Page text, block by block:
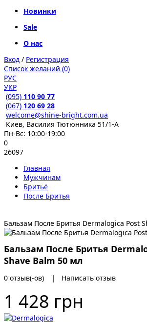
Новинки
Sale
О нас
Вход / Регистрация
Список желаний (0)
РУС
УКР
(095) 110 90 77
(067) 120 69 28
welcome@shine-bright.com.ua
Киев, Василия Тютюнника 51/1-А
Пн-Вс: 10:00-19:00
0
26097
Главная
Мужчинам
Бритьё
После Бритья
Бальзам После Бритья Dermalogica Post
Бальзам После Бритья
Shave Balm 50 мл
0 отзыв(-ов) | Написать отзыв
1 428 грн